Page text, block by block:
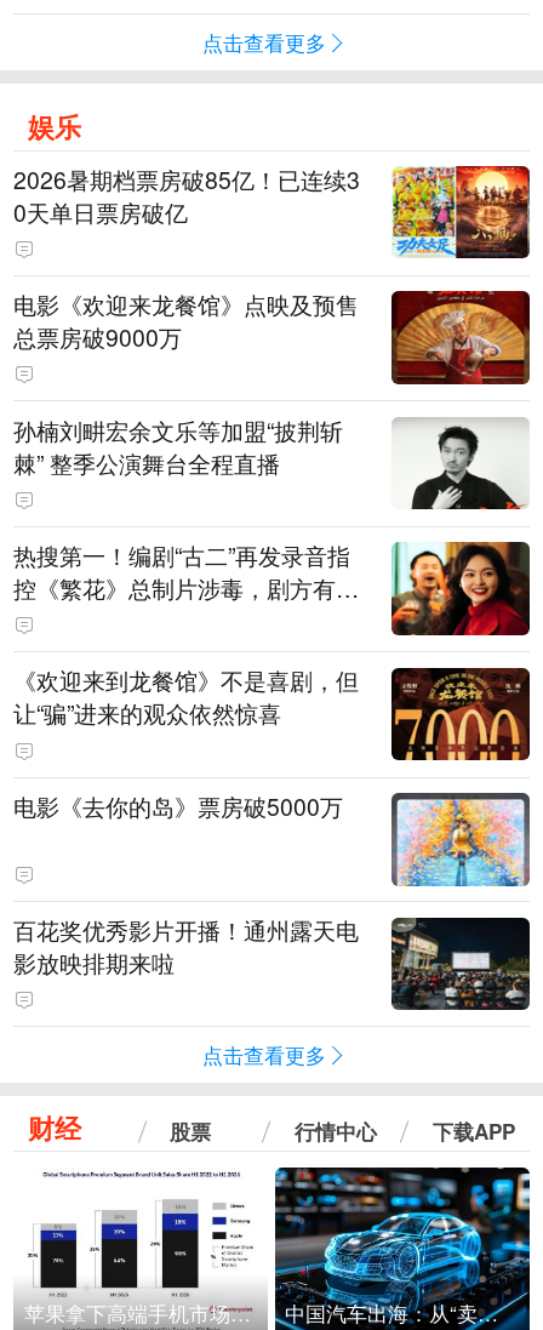
点击查看更多
娱乐
2026暑期档票房破85亿！已连续3
0天单日票房破亿
电影《欢迎来龙餐馆》点映及预售
总票房破9000万
孙楠刘畊宏余文乐等加盟“披荆斩
棘” 整季公演舞台全程直播
热搜第一！编剧“古二”再发录音指
控《繁花》总制片涉毒，剧方有税
务问题，录音中王家卫称“一点够
了，要不然又要出事”
《欢迎来到龙餐馆》不是喜剧，但
让“骗”进来的观众依然惊喜
电影《去你的岛》票房破5000万
百花奖优秀影片开播！通州露天电
影放映排期来啦
点击查看更多
财经 股票 行情中心 下载APP
苹果拿下高端手机市场65%的份额：iPhone 17系列功不可没 中国汽车出海：从“卖出去”到“走进去”